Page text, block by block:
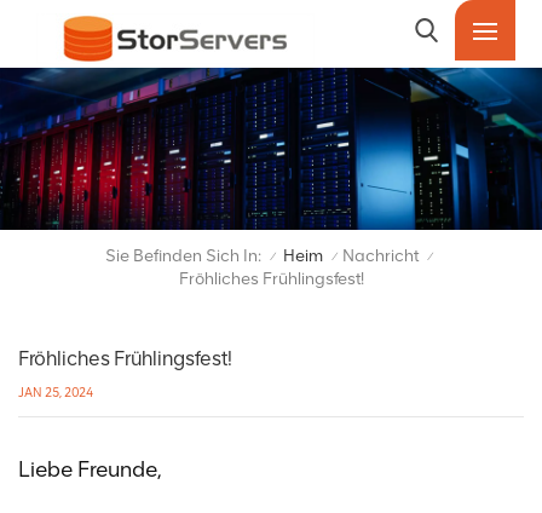
Sie Befinden Sich In: / Heim / Nachricht /
Fröhliches Frühlingsfest!
Fröhliches Frühlingsfest!
JAN 25, 2024
Liebe Freunde,